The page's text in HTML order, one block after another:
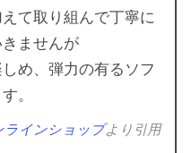
て取り組んで丁寧に
ませんが
め、弾力の有るソフ
。
ラインショップより引用